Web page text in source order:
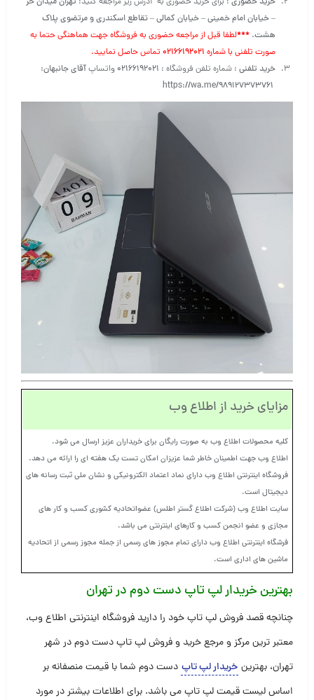
– خیابان امام خمینی – خیابان کمالی – تقاطع اسکندری و مرتضوی پلاک
هشت.
***لطفا قبل از مراجعه حضوری به فروشگاه جهت هماهنگی حتما به
صورت تلفنی با شماره ۰۲۱۶۶۱۹۲۰۲۱ تماس حاصل نمایید.
خرید تلفنی : شماره تلفن فروشگاه : ۰۲۱۶۶۱۹۲۰۲۱واتساپآقای جانبهان:
https://wa.me/989127373761
مزایای خرید از اطلاع وب
کلیه محصولات اطلاع وب به صورت رایگان برای خریداران عزیز ارسال می شود.
اطلاع وب جهت اطمینان خاطر شما عزیزان امکان تست یک هفته ای را ارائه می دهد.
فروشگاه اینترنتی اطلاع وب دارای نماد اعتماد الکترونیکی و نشان ملی ثبت رسانه های
دیجیتال است.
سایت اطلاع وب (شرکت اطلاع گستر اطلس) عضواتحادیه کشوری کسب و کار های
مجازی و عضو انجمن کسب و کارهای اینترنتی می باشد.
فرشگاه اینترنتی اطلاع وب دارای تمام مجوز های رسمی از جمله مجوز رسمی از اتحادیه
ماشین های اداری است.
بهترین خریدار لپ تاپ دست دوم در تهران
چنانچه قصد فروش لپ تاپ خود را دارید فروشگاه اینترنتی اطلاع وب،
معتبر ترین مرکز و مرجع خرید و فروش لپ تاپ دست دوم در شهر
تهران، بهترین خریدار لپ تاپ دست دوم شما با قیمت منصفانه بر
اساس لیست قیمت لپ تاپ می باشد. برای اطلاعات بیشتر در مورد